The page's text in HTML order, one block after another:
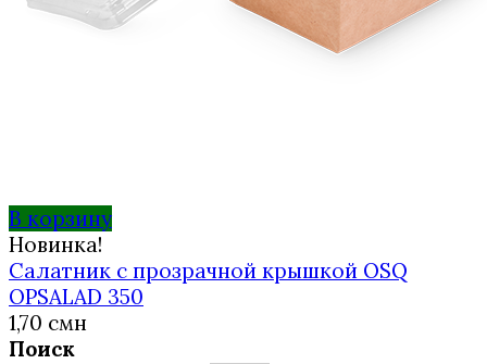
В корзину
Новинка!
Салатник с прозрачной крышкой OSQ
OPSALAD 350
1,70 смн
Поиск